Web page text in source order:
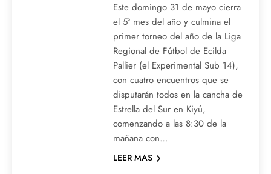
Este domingo 31 de mayo cierra
el 5º mes del año y culmina el
primer torneo del año de la Liga
Regional de Fútbol de Ecilda
Pallier (el Experimental Sub 14),
con cuatro encuentros que se
disputarán todos en la cancha de
Estrella del Sur en Kiyú,
comenzando a las 8:30 de la
mañana con…
LEER MAS